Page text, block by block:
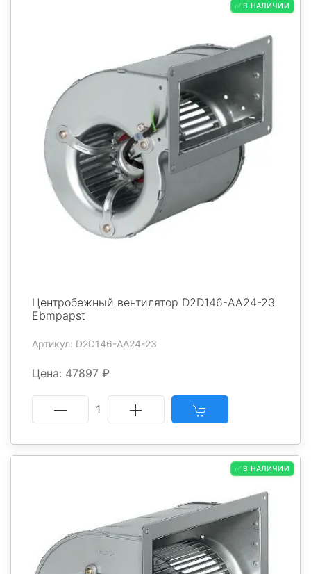
✅ В НАЛИЧИИ
Центробежный вентилятор D2D146-AA24-23
Ebmpapst
Артикул: D2D146-AA24-23
Цена: 47897 ₽
1
✅ В НАЛИЧИИ